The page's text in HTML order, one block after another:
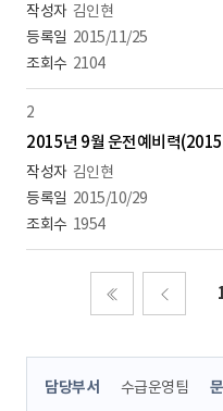
김인현
2015/11/25
2104
2
2015년 9월 운전예비력
김인현
2015/10/29
1954
콘
담당부서 수급운영팀